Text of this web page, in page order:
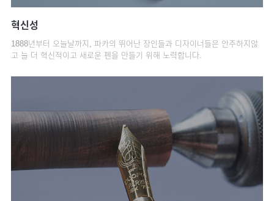
혁신성
1888년부터 오늘날까지, 파카의 뛰어난 장인들과 디자이너들은 안주하지않
고 늘 더 혁신적이고 새로운 펜을 만들기 위해 노력합니다.